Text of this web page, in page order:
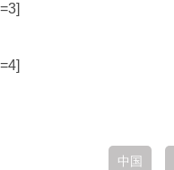
中国